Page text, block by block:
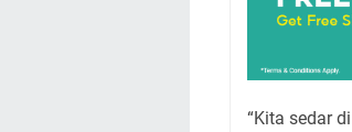
“Kita sedar